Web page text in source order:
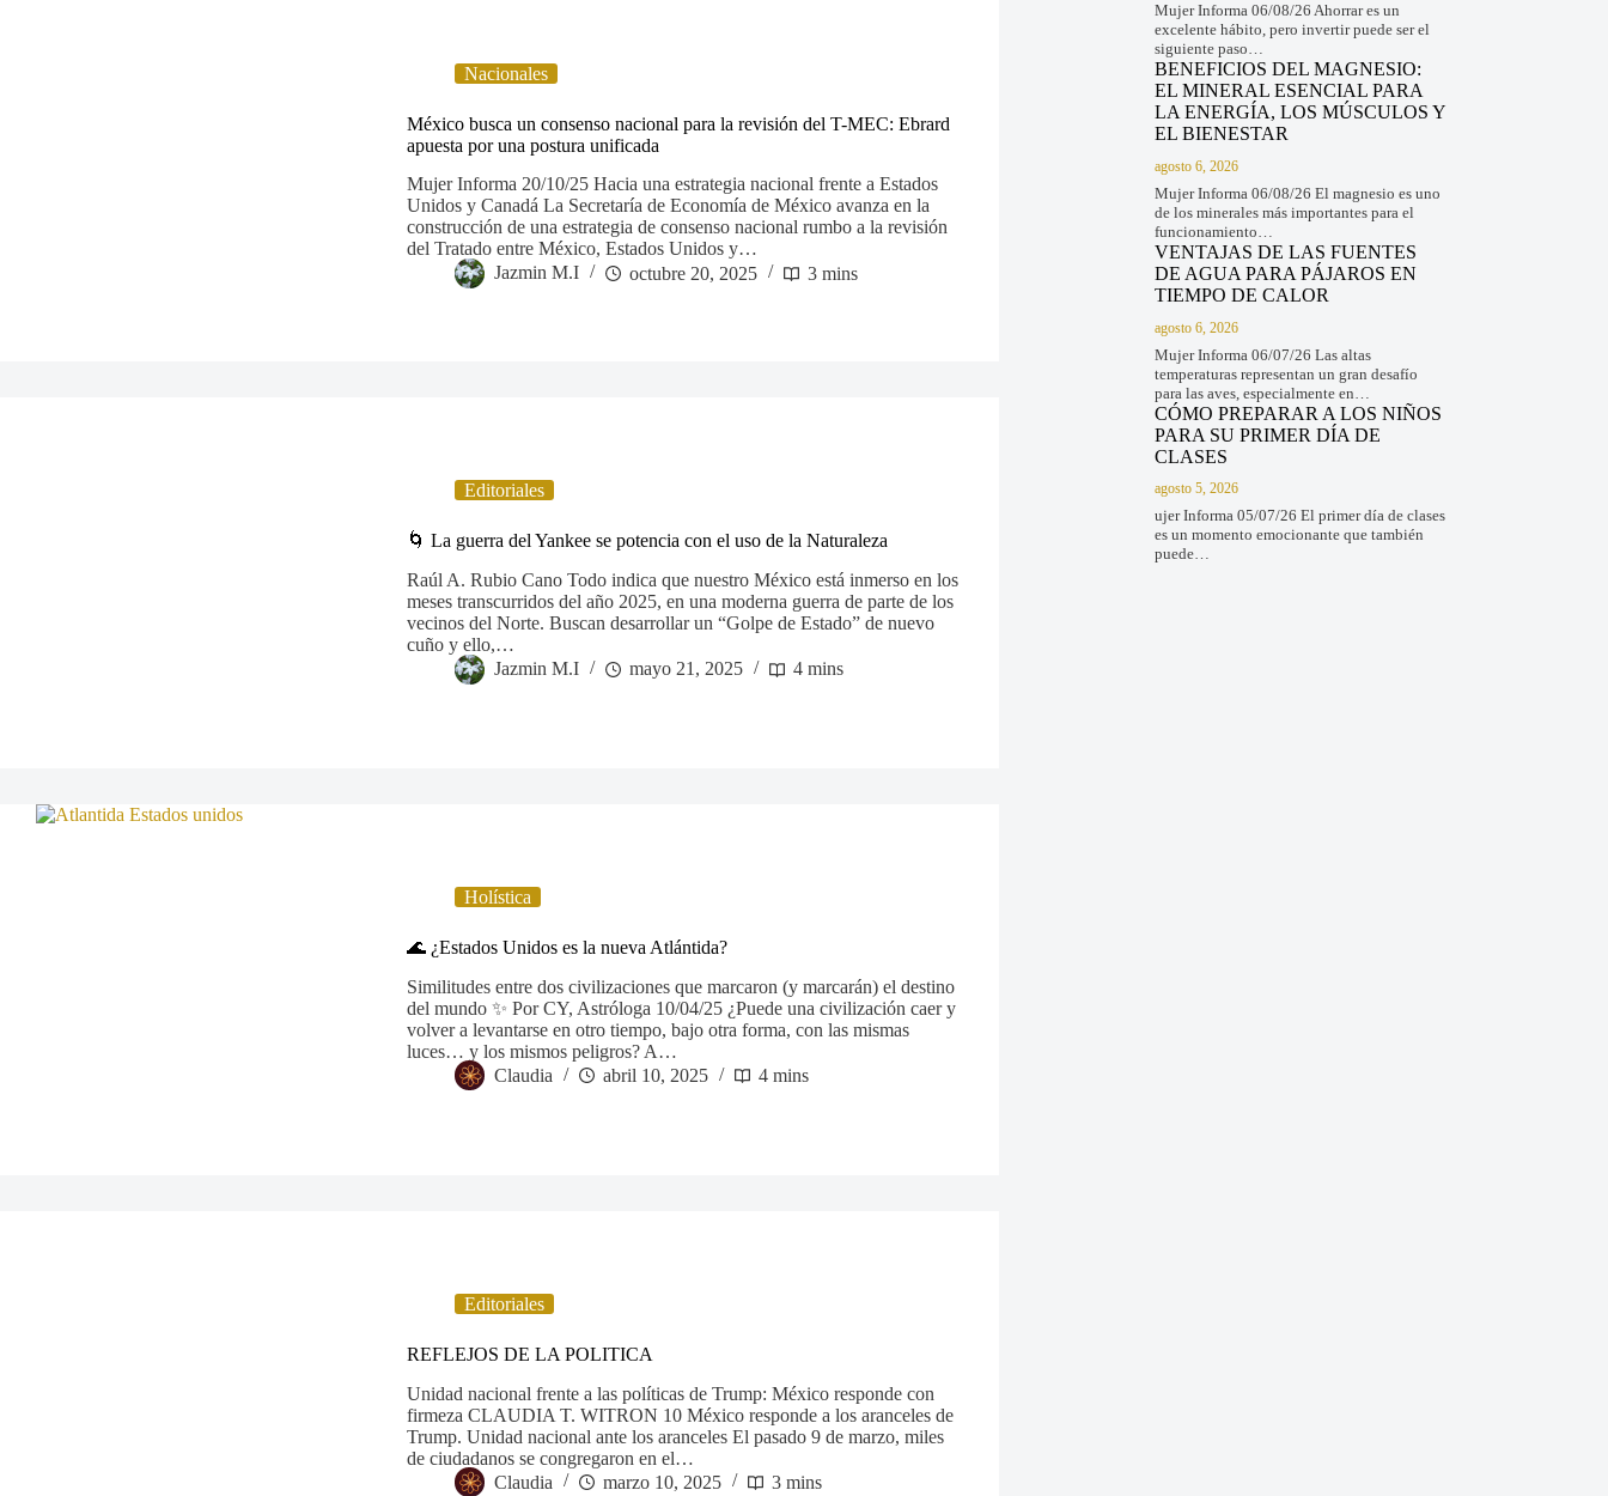
Nacionales
México busca un consenso nacional para la revisión del T-MEC: Ebrard
apuesta por una postura unificada
Mujer Informa 20/10/25 Hacia una estrategia nacional frente a Estados
Unidos y Canadá La Secretaría de Economía de México avanza en la
construcción de una estrategia de consenso nacional rumbo a la revisión
del Tratado entre México, Estados Unidos y…
Jazmin M.I
octubre 20, 2025 3 mins
Editoriales
🌀 La guerra del Yankee se potencia con el uso de la Naturaleza
Raúl A. Rubio Cano Todo indica que nuestro México está inmerso en los
meses transcurridos del año 2025, en una moderna guerra de parte de los
vecinos del Norte. Buscan desarrollar un “Golpe de Estado” de nuevo
cuño y ello,…
Jazmin M.I
mayo 21, 2025 4 mins
Holística
🌊 ¿Estados Unidos es la nueva Atlántida?
Similitudes entre dos civilizaciones que marcaron (y marcarán) el destino
del mundo ✨ Por CY, Astróloga 10/04/25 ¿Puede una civilización caer y
volver a levantarse en otro tiempo, bajo otra forma, con las mismas
luces… y los mismos peligros? A…
Claudia
abril 10, 2025 4 mins
Editoriales
REFLEJOS DE LA POLITICA
Unidad nacional frente a las políticas de Trump: México responde con
firmeza CLAUDIA T. WITRON 10 México responde a los aranceles de
Trump. Unidad nacional ante los aranceles El pasado 9 de marzo, miles
de ciudadanos se congregaron en el…
Claudia
marzo 10, 2025 3 mins
Mujer Informa 06/08/26 Ahorrar es un
excelente hábito, pero invertir puede ser el
siguiente paso…
BENEFICIOS DEL MAGNESIO:
EL MINERAL ESENCIAL PARA
LA ENERGÍA, LOS MÚSCULOS Y
EL BIENESTAR
agosto 6, 2026
Mujer Informa 06/08/26 El magnesio es uno
de los minerales más importantes para el
funcionamiento…
VENTAJAS DE LAS FUENTES
DE AGUA PARA PÁJAROS EN
TIEMPO DE CALOR
agosto 6, 2026
Mujer Informa 06/07/26 Las altas
temperaturas representan un gran desafío
para las aves, especialmente en…
CÓMO PREPARAR A LOS NIÑOS
PARA SU PRIMER DÍA DE
CLASES
agosto 5, 2026
ujer Informa 05/07/26 El primer día de clases
es un momento emocionante que también
puede…